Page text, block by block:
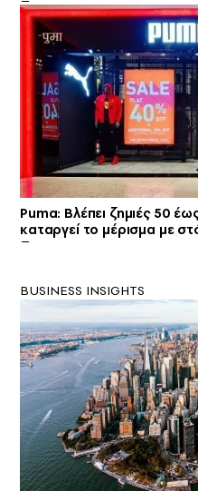
Puma: Βλέπει ζημιές 50
καταργεί το μέρισμα με
BUSINESS INSIGHTS